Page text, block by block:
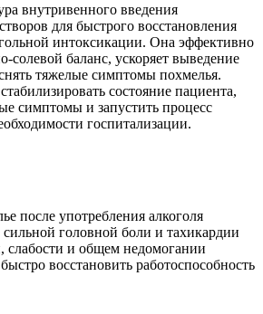
внутривенного введения
для быстрого восстановления
интоксикации. Она эффективно
солевой баланс, ускоряет выведение
тяжелые симптомы похмелья.
состояние пациента,
симптомы и запустить процесс
госпитализации.
после употребления алкоголя
головной боли и тахикардии
слабости и общем недомогании
восстановить работоспособность